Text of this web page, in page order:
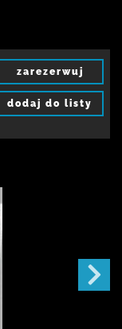
zarezerwuj
dodaj do listy